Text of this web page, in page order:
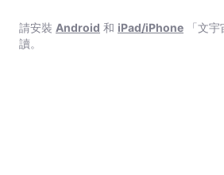
請安裝 Android 和 iPad/iPhone 「文
讀。